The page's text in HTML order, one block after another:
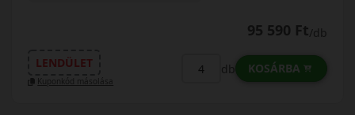
95 590 Ft/db
LENDÜLET
Kuponkód másolása
db KOSÁRBA